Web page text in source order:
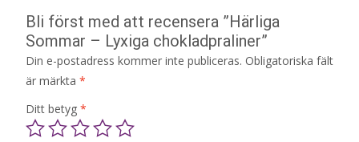
Bli först med att recensera ”Härliga
Sommar – Lyxiga chokladpraliner”
Din e-postadress kommer inte publiceras. Obligatoriska fält
är märkta *
Ditt betyg *